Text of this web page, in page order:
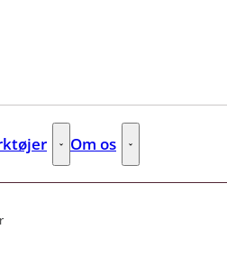
- Flere links
links Værktøjer - Flere links
Om os Om os - Flere links